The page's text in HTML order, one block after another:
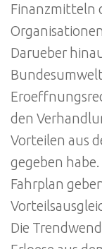
Finanzmitteln
Darueber
den
Vorteilen aus
gegeben
Fahrplan
Die